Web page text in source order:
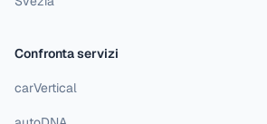
Confronta servizi
carVertical